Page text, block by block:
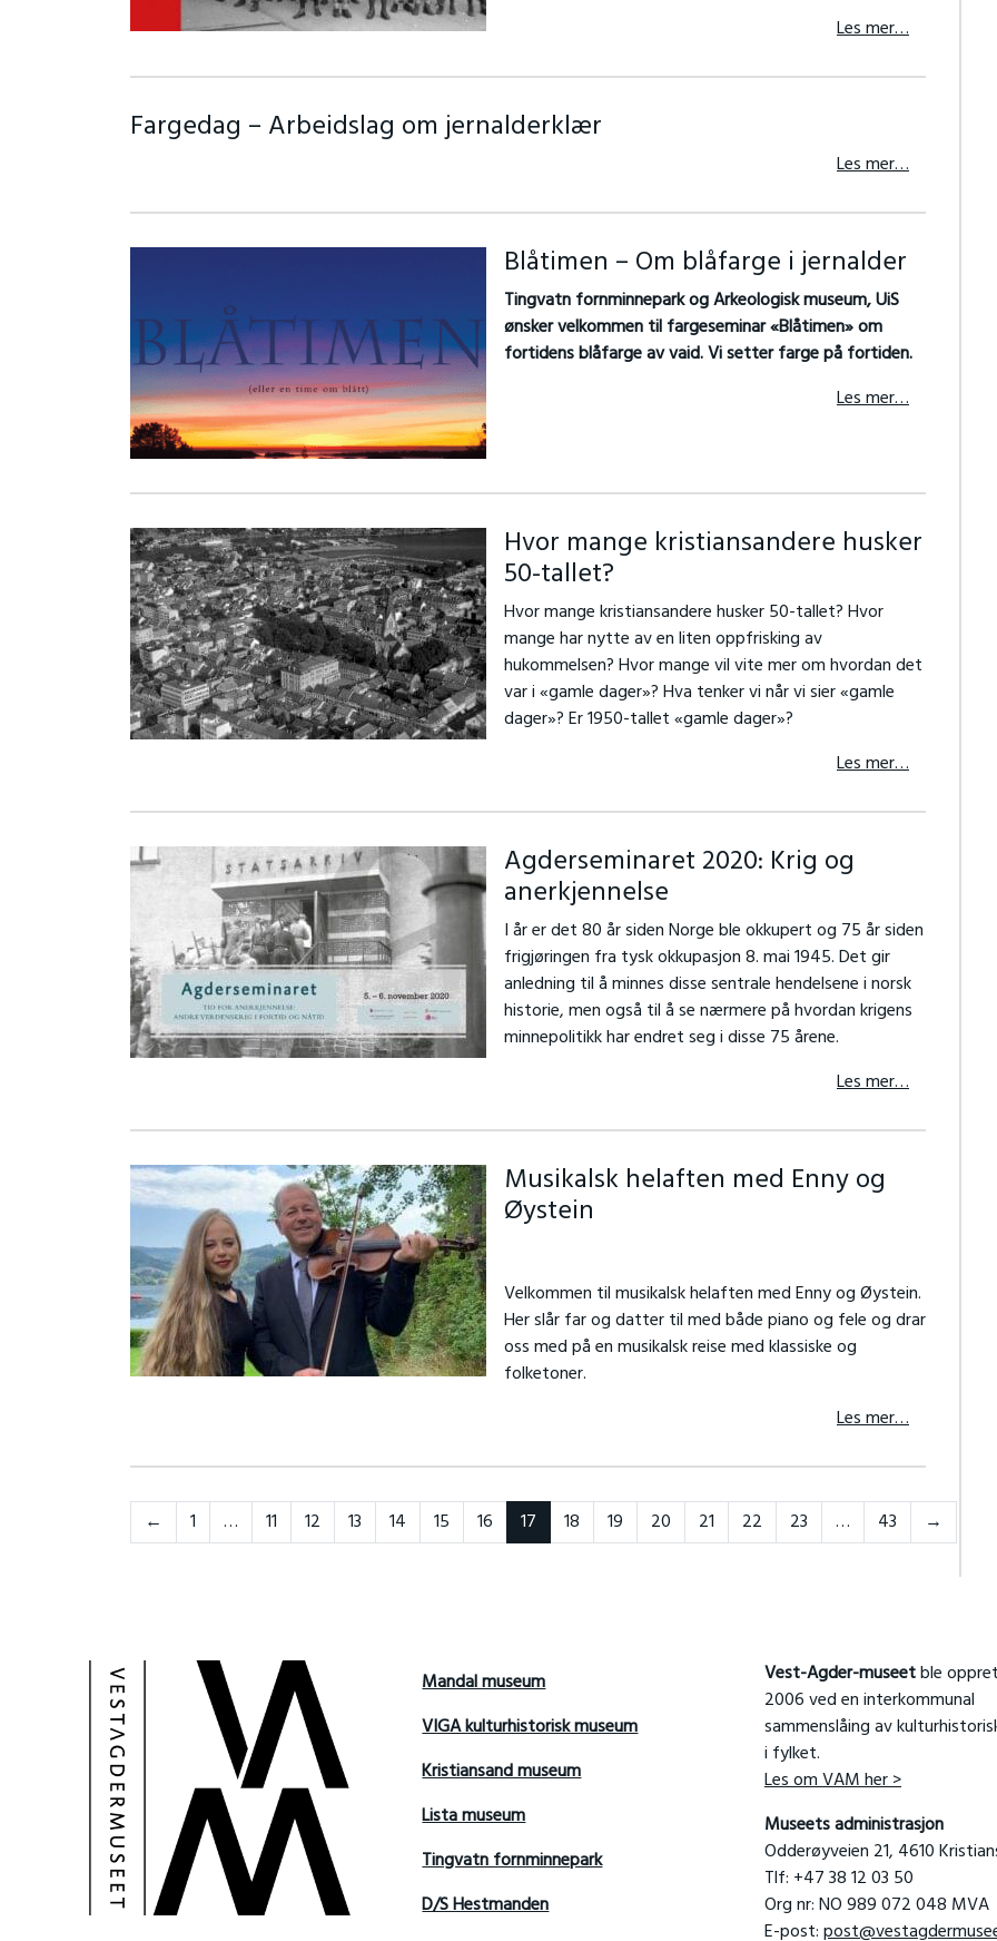
Les mer…
Fargedag – Arbeidslag om jernalderklær
Les mer…
Blåtimen – Om blåfarge i jernalder
Tingvatn fornminnepark og Arkeologisk museum, UiS
ønsker velkommen til fargeseminar«Blåtimen» om
fortidens blåfarge av vaid. Vi setter farge på fortiden.
Les mer…
Hvor mange kristiansandere husker
50-tallet?
Hvor mange kristiansandere husker 50-tallet? Hvor
mange har nytte av en liten oppfrisking av
hukommelsen? Hvor mange vil vite mer om hvordan det
var i «gamle dager»? Hva tenker vi når vi sier «gamle
dager»? Er 1950-tallet «gamle dager»?
Les mer…
Agderseminaret 2020: Krig og
anerkjennelse
I år er det 80 år siden Norge ble okkupert og 75 år siden
frigjøringen fra tysk okkupasjon 8. mai 1945. Det gir
anledning til å minnes disse sentrale hendelsene i norsk
historie, men også til å se nærmere på hvordan krigens
minnepolitikk har endret seg i disse 75 årene.
Les mer…
Musikalsk helaften med Enny og
Øystein
Velkommen til musikalsk helaften med Enny og Øystein.
Her slår far og datter til med både piano og fele og drar
oss med på en musikalsk reise med klassiske og
folketoner.
Les mer…
← Neste1 … 11 12 13 14 15 16 17 18 19 20 21 22 23 … 43 →
Mandal museum
VIGA kulturhistorisk museum
Kristiansand museum
Lista museum
Tingvatn fornminnepark
D/S Hestmanden
Vest-Agder-museetble
2006 ved en interkommunal
sammenslåing av
i fylket.
Les om VAM her >
Museets administrasjon
Odderøyveien 21, 4610
Tlf: +47 38 12 03 50
Org nr: NO 989 072 048 MVA
E-post: